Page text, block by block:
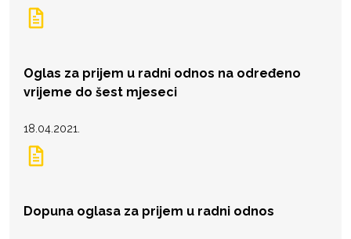
Oglas za prijem u radni odnos na određeno
vrijeme do šest mjeseci
18.04.2021.
Dopuna oglasa za prijem u radni odnos